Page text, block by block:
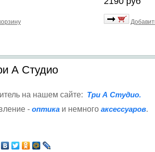
А Студио
на нашем сайте: Три А Студио.
- оптика и немного аксессуаров.